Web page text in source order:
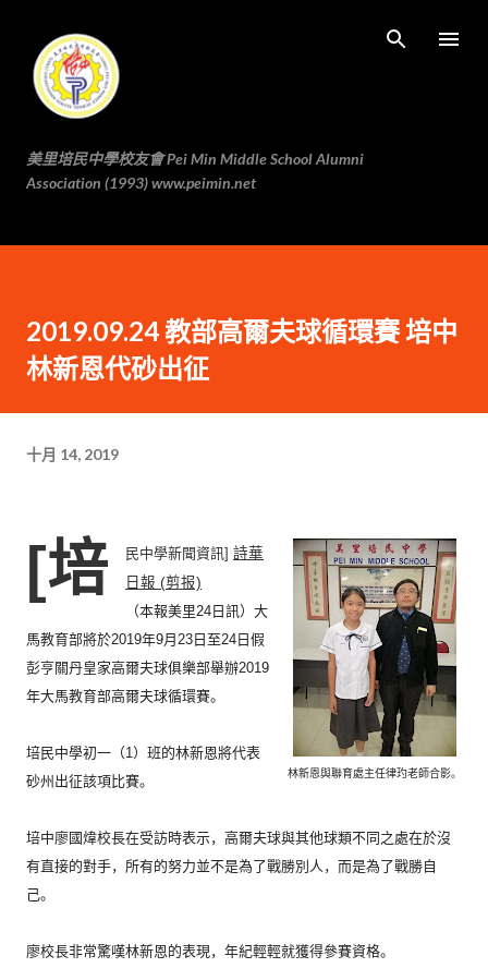
美里培民中學校友會 Pei Min Middle School Alumni
Association (1993) www.peimin.net
2019.09.24 教部高爾夫球循環賽 培中
林新恩代砂出征
十月 14, 2019
林新恩與聯育處主任律玓老師合影。
[培 民中學新聞資訊] 詩華
日報 (剪报)
（本報美里24日訊） 大
馬教育部將於2019年9月23日至24日假
彭亨關丹皇家高爾夫球俱樂部舉辦2019
年大馬教育部高爾夫球循環賽。
培民中學初一（1）班的林新恩將代表
砂州出征該項比賽。
培中廖國煒校長在受訪時表示， 高爾夫球與其他球類不同之處在於沒
有直接的對手， 所有的努力並不是為了戰勝別人，而是為了戰勝自
己。
廖校長非常驚嘆林新恩的表現，年紀輕輕就獲得參賽資格。